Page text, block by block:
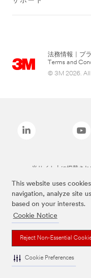
This website uses
navigation, analyze site
based on your interests.
Cookie Notice
Reject Non-Essential
Cookie Preferences
法務情報 プ
Terms and
© 3M 2026. All
当サイト上に掲載さ